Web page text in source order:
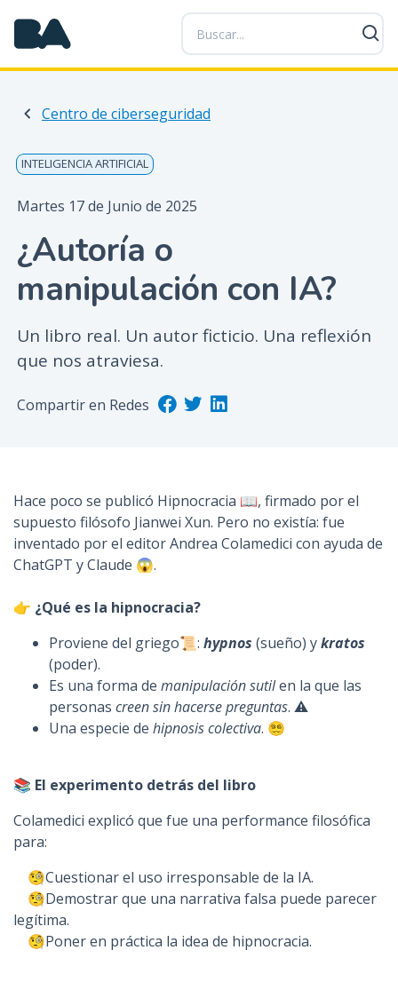
P
a
s
a
a
i
o
i
a
l
Centro de ciberseguridad
INTELIGENCIA ARTIFICIAL
Martes 17 de Junio de 2025
¿Autoría o
manipulación con IA?
Un libro real. Un autor ficticio. Una reflexión
que nos atraviesa.
Compartir en Redes
Hace poco se publicó Hipnocracia 📖, firmado por el
supuesto filósofo Jianwei Xun. Pero no existía: fue
inventado por el editor Andrea Colamedici con ayuda de
ChatGPT y Claude 😱.
👉 ¿Qué es la hipnocracia?
Proviene del griego📜: hypnos (sueño) ykratos
(poder).
Es una forma de manipulación sutilen la que las
personas creen sin hacerse preguntas. ⚠️
Una especie de hipnosis colectiva. 😵‍💫
📚 El experimento detrás del libro
Colamedici explicó que fue una performance filosófica
para:
🧐Cuestionar el uso irresponsable de la IA.
🧐Demostrar que una narrativa falsa puede parecer
legítima.
🧐Poner en práctica la idea de hipnocracia.